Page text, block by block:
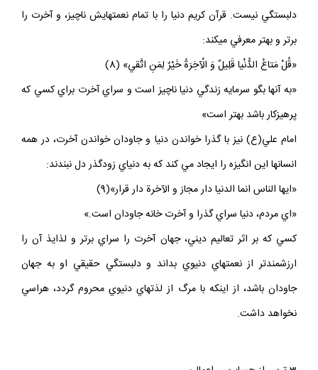
دلبستگي نيست. قرآن كريم دنيا را با تمام نعمتهايش ناچيز، و آخرت را
برتر و بهتر معرفي ميكند:
«قُلْ مَتاعُ الدُّنْيا قَلِيلٌ وَ الْآخِرَةُ خَيْرٌ لِمَنِ اتَّقي» (8)‏
«به آنها بگو سرمايه زندگي دنيا ناچيز است و سراي آخرت براي كسي كه
پرهيزكار باشد بهتر است»
امام علي(ع) نيز با گذرا خواندن دنيا و جاودان خواندن آخرت، در همه
انسانها اين انگيزه را ايجاد مي كند كه به دنياي زودگذر دل نبندند:
«ايها الناس انما الدنيا دار مجاز و الآخرة دار قرار»(9)
«اي مردم، دنيا سراي گذرا و آخرت خانه جاودان است.»
كسي كه بر اثر تعاليم ديني، جهان آخرت را سراي برتر و لذايذ آن را
ارزشمندتر از نعمتهاي دنيوي بداند و دلبستگي حقيقي او به جهان
جاودان باشد، از اينكه با مرگ از لذتهاي دنيوي محروم گردد، هراسي
نخواهد داشت.